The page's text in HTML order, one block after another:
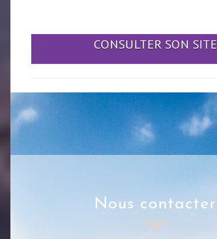
CONSULTER SON SITE
nous contacter